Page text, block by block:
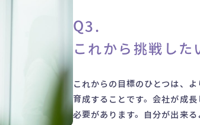
Q3.
これから挑戦した
これからの目標のひとつは、
育成することです。会社が成
必要があります。自分が出来